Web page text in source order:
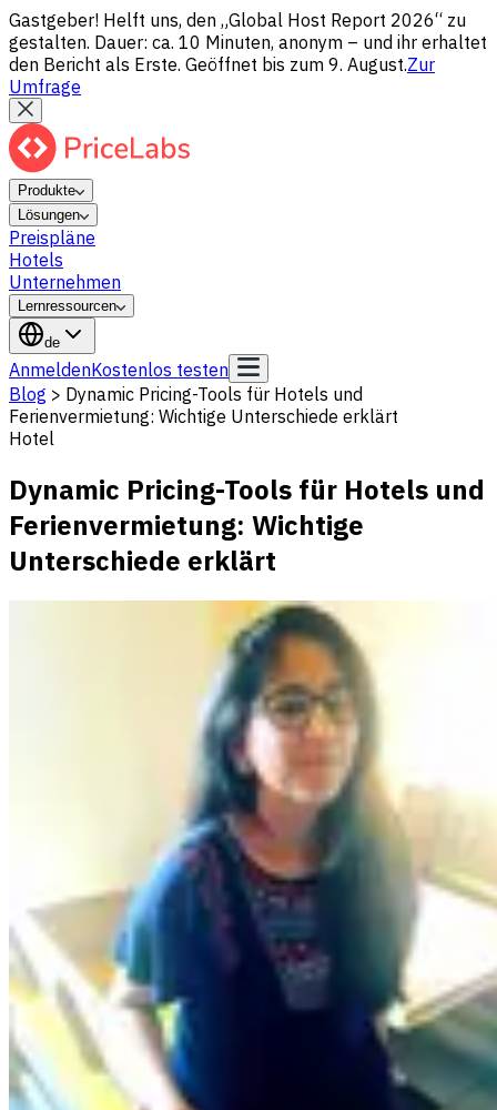
Gastgeber! Helft uns, den „Global Host Report 2026“ zu
gestalten. Dauer: ca. 10 Minuten, anonym – und ihr erhaltet
den Bericht als Erste. Geöffnet bis zum 9. August.Zur
Umfrage
Produkte
Lösungen
Preispläne
Hotels
Unternehmen
Lernressourcen
de
AnmeldenKostenlos testen
Blog > Dynamic Pricing-Tools für Hotels und
Ferienvermietung: Wichtige Unterschiede erklärt
Hotel
Dynamic Pricing-Tools für Hotels und
Ferienvermietung: Wichtige
Unterschiede erklärt